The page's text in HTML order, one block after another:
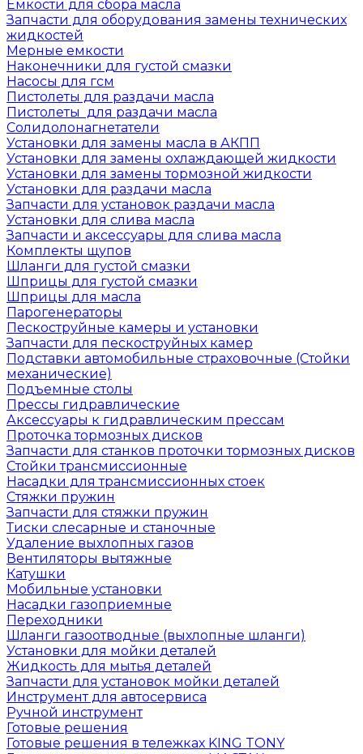
Емкости для сбора масла
Запчасти для оборудования замены технических
жидкостей
Мерные емкости
Наконечники для густой смазки
Насосы для гсм
Пистолеты для раздачи масла
Пистолеты для раздачи масла
Солидолонагнетатели
Установки для замены масла в АКПП
Установки для замены охлаждающей жидкости
Установки для замены тормозной жидкости
Установки для раздачи масла
Запчасти для установок раздачи масла
Установки для слива масла
Запчасти и аксессуары для слива масла
Комплекты щупов
Шланги для густой смазки
Шприцы для густой смазки
Шприцы для масла
Парогенераторы
Пескоструйные камеры и установки
Запчасти для пескоструйных камер
Подставки автомобильные страховочные (Стойки
механические)
Подъемные столы
Прессы гидравлические
Аксессуары к гидравлическим прессам
Проточка тормозных дисков
Запчасти для станков проточки тормозных дисков
Стойки трансмиссионные
Насадки для трансмиссионных стоек
Стяжки пружин
Запчасти для стяжки пружин
Тиски слесарные и станочные
Удаление выхлопных газов
Вентиляторы вытяжные
Катушки
Мобильные установки
Насадки газоприемные
Переходники
Шланги газоотводные (выхлопные шланги)
Установки для мойки деталей
Жидкость для мытья деталей
Запчасти для установок мойки деталей
Инструмент для автосервиса
Ручной инструмент
Готовые решения
Готовые решения в тележках KING TONY